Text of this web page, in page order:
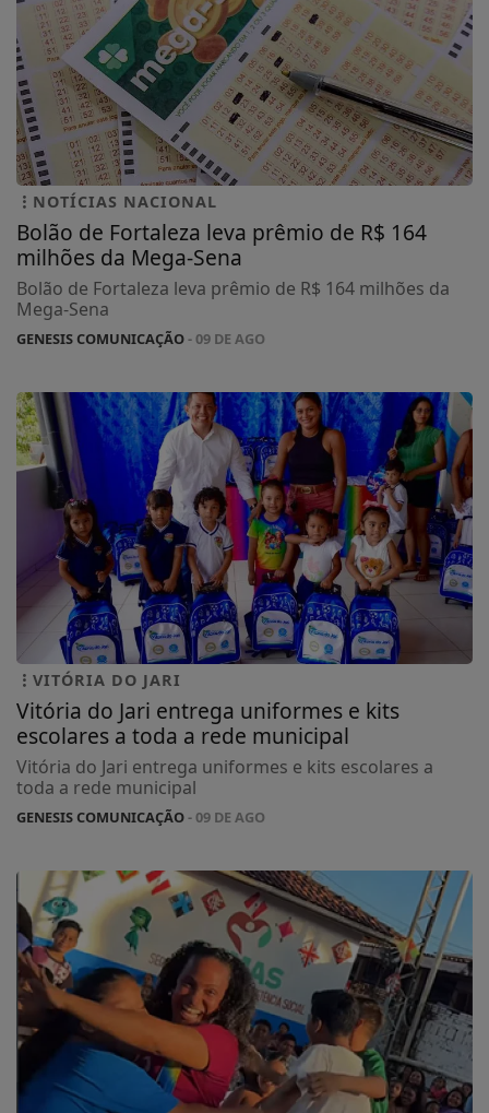
NOTÍCIAS NACIONAL
Bolão de Fortaleza leva prêmio de R$ 164
milhões da Mega-Sena
Bolão de Fortaleza leva prêmio de R$ 164 milhões da
Mega-Sena
GENESIS COMUNICAÇÃO- 09 DE AGO
VITÓRIA DO JARI
Vitória do Jari entrega uniformes e kits
escolares a toda a rede municipal
Vitória do Jari entrega uniformes e kits escolares a
toda a rede municipal
GENESIS COMUNICAÇÃO- 09 DE AGO